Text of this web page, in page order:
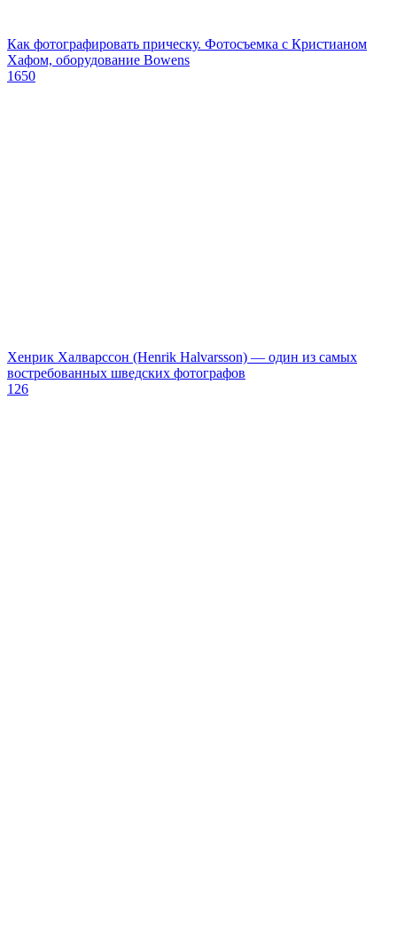
Как фотографировать прическу. Фотосъемка с Кристианом
Хафом, оборудование Bowens
1650
Хенрик Халварссон (Henrik Halvarsson) — один из самых
востребованных шведских фотографов
126